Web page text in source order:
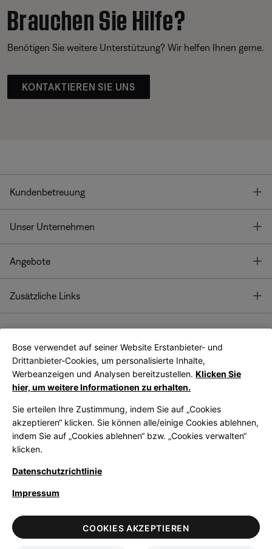
Brauchen Sie Hilfe?
Benötigen Sie weitere Unterstützung? Wir helfen Ihnen gerne.
KONTAKTIEREN SIE UNS
Kundenbetreuung
Unser Unternehmen
Angebote
Zusätzliche Links
Bose App
Bose Connect
App
LegalDatenschutzrichtlinieZugänglichkeitHinweis zu Cookies
VerkaufsbedingungenNutzungsbedingungen
Bose verwendet auf seiner Website Erstanbieter- und
Drittanbieter-Cookies, um personalisierte Inhalte,
Werbeanzeigen und Analysen bereitzustellen. Klicken Sie
hier, um weitere Informationen zu erhalten.
Sie erteilen Ihre Zustimmung, indem Sie auf „Cookies
akzeptieren“ klicken. Sie können alle/einige Cookies ablehnen,
indem Sie auf „Cookies ablehnen“ bzw. „Cookies verwalten“
klicken.
Datenschutzrichtlinie
Impressum
COOKIES AKZEPTIEREN